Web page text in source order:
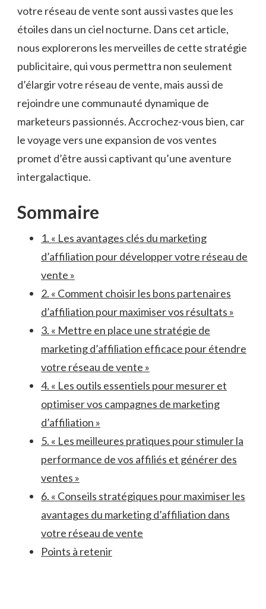
votre réseau de vente sont aussi vastes que les
‌étoiles dans un ciel nocturne. Dans cet article,
nous explorerons‍ les merveilles de cette stratégie
⁢publicitaire, qui vous⁢ permettra non seulement
d’élargir votre ‍réseau de vente, mais aussi de
rejoindre ⁢une communauté dynamique de
marketeurs passionnés. ​Accrochez-vous bien, car‌
le voyage vers une expansion de vos ventes
promet d’être aussi captivant qu’une aventure
intergalactique.
Sommaire
1. « Les avantages clés du marketing
d’affiliation pour développer votre réseau de
vente »
2. « Comment choisir les bons partenaires
d’affiliation pour maximiser vos résultats »
3. « Mettre en place une stratégie de
marketing d’affiliation efficace pour ‌étendre
votre réseau de vente »
4. « Les outils ‌essentiels pour mesurer et
optimiser vos campagnes de marketing
d’affiliation »
5. « Les meilleures pratiques pour stimuler‌ la
performance de vos affiliés et générer des⁣
ventes »
6. « Conseils stratégiques pour maximiser les
avantages du marketing d’affiliation dans
votre réseau de vente
Points à retenir